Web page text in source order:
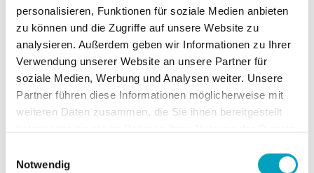
personalisieren, Funktionen für soziale Medien anbieten
zu können und die Zugriffe auf unsere Website zu
analysieren. Außerdem geben wir Informationen zu Ihrer
Verwendung unserer Website an unsere Partner für
soziale Medien, Werbung und Analysen weiter. Unsere
Partner führen diese Informationen möglicherweise mit
weiteren Daten zusammen, die Sie ihnen bereitgestellt
Notwendig